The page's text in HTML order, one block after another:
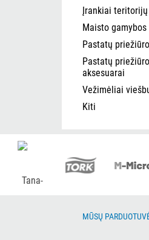
Įrankiai
Maisto
Pastatų
Pastatų
aksesuarai
Vežimėliai
Kiti
MŪSŲ